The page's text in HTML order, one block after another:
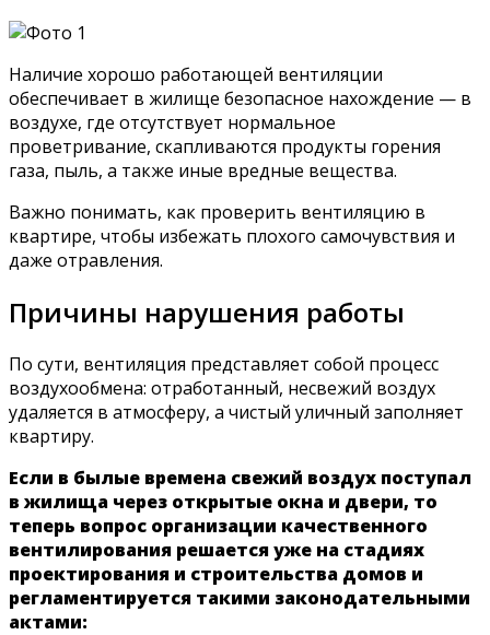
Наличие хорошо работающей вентиляции
обеспечивает в жилище безопасное нахождение — в
воздухе, где отсутствует нормальное
проветривание, скапливаются продукты горения
газа, пыль, а также иные вредные вещества.
Важно понимать, как проверить вентиляцию в
квартире, чтобы избежать плохого самочувствия и
даже отравления.
Причины нарушения работы
По сути, вентиляция представляет собой процесс
воздухообмена: отработанный, несвежий воздух
удаляется в атмосферу, а чистый уличный заполняет
квартиру.
Если в былые времена свежий воздух поступал
в жилища через открытые окна и двери, то
теперь вопрос организации качественного
вентилирования решается уже на стадиях
проектирования и строительства домов и
регламентируется такими законодательными
актами: